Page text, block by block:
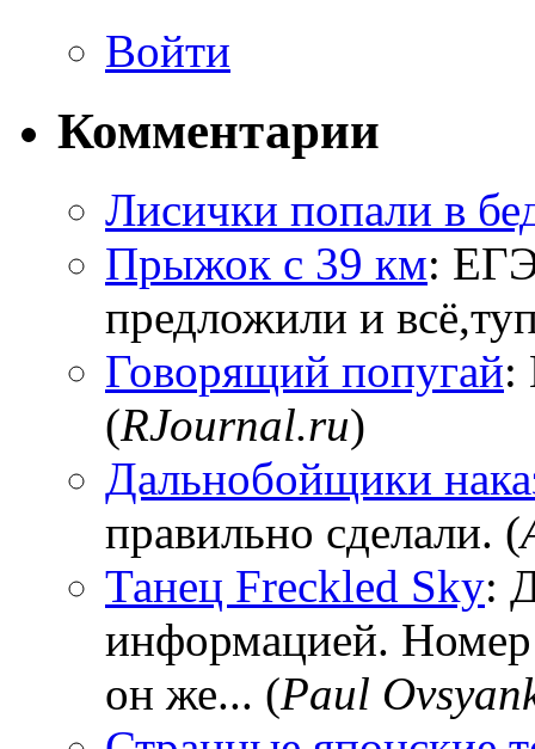
Войти
Комментарии
Лисички попали в
Прыжок с 39 км:
предложили и
Говорящий попугай:
(RJournal.ru)
Дальнобойщики
правильно сделали. (
Танец Freckled Sky:
информацией.
он же... (Paul